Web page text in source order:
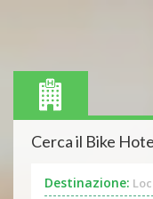
Cerca il Bike
Destinazione: